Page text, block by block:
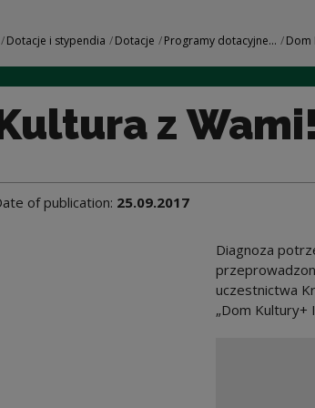
| Narodowe
Dotacje i stypendia Dotacje Programy dotacyjne... Dom
z Wami!
of publication: 25.09.2017
Diagnoza
uczestnictwa
„Dom Kultury+